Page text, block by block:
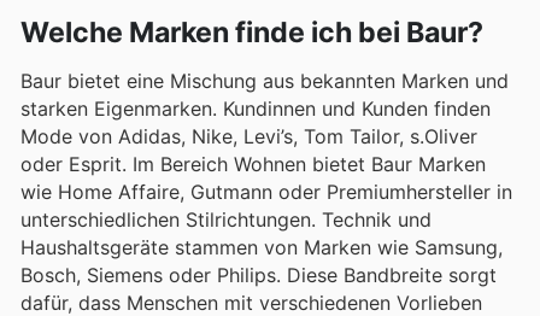
Welche Marken finde ich bei Baur?
Baur bietet eine Mischung aus bekannten Marken und
starken Eigenmarken. Kundinnen und Kunden finden
Mode von Adidas, Nike, Levi’s, Tom Tailor, s.Oliver
oder Esprit. Im Bereich Wohnen bietet Baur Marken
wie Home Affaire, Gutmann oder Premiumhersteller in
unterschiedlichen Stilrichtungen. Technik und
Haushaltsgeräte stammen von Marken wie Samsung,
Bosch, Siemens oder Philips. Diese Bandbreite sorgt
dafür, dass Menschen mit verschiedenen Vorlieben